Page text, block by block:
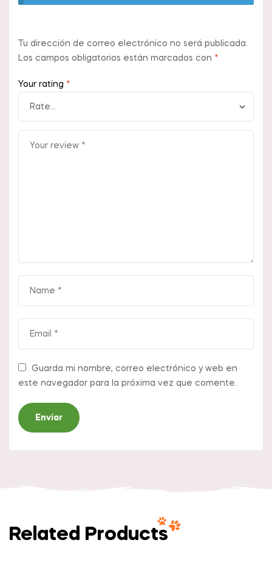
Tu dirección de correo electrónico no será publicada.
Los campos obligatorios están marcados con *
Your rating *
Guarda mi nombre, correo electrónico y web en
este navegador para la próxima vez que comente.
Related Products